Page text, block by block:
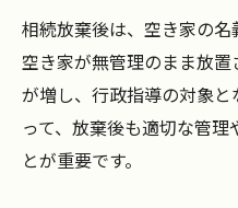
相続放棄後は、空き家の名
空き家が無管理のまま放
が増し、行政指導の対象
って、放棄後も適切な管
とが重要です。